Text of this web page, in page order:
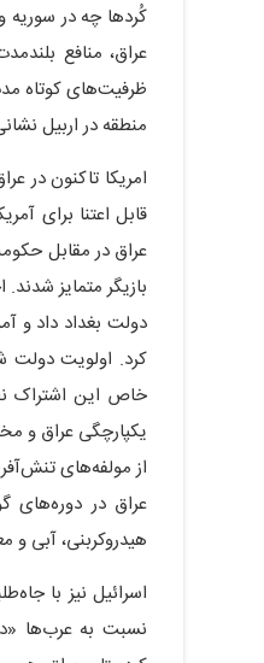
کُردها چه در سوریه
عراق، منافع
ظرفیت‌های کوتاه
منطقه در اربیل
عراق در مقابل
بازیگر متمایز
دولت بغداد داد و
کرد. اولویت دولت
خاص این اشتراک
یکپارچگی عراق و
از مولفه‌های
عراق در دوره‌های
هیدروکربنی، آبی و
اسرائیل نیز با
نسبت به عرب‌ها